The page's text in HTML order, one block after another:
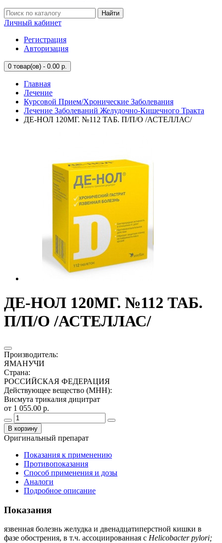
Найти
Личный кабинет
Регистрация
Авторизация
0 товар(ов) - 0.00 р.
Главная
Лечение
Курсовой Прием/Хронические Заболевания
Лечение Заболеваний Желудочно-Кишечного Тракта
ДЕ-НОЛ 120МГ. №112 ТАБ. П/П/О /АСТЕЛЛАС/
ДЕ-НОЛ 120МГ. №112 ТАБ.
П/П/О /АСТЕЛЛАС/
Производитель:
ЯМАНУЧИ
Страна:
РОССИЙСКАЯ ФЕДЕРАЦИЯ
Действующее вещество (МНН):
Висмута трикалия дицитрат
от 1 055.00 р.
В корзину
Оригинальный препарат
Показания к применению
Противопоказания
Способ применения и дозы
Аналоги
Подробное описание
Показания
язвенная болезнь желудка и двенадцатиперстной кишки в
фазе обострения, в т.ч. ассоциированная с Helicobacter pylori;